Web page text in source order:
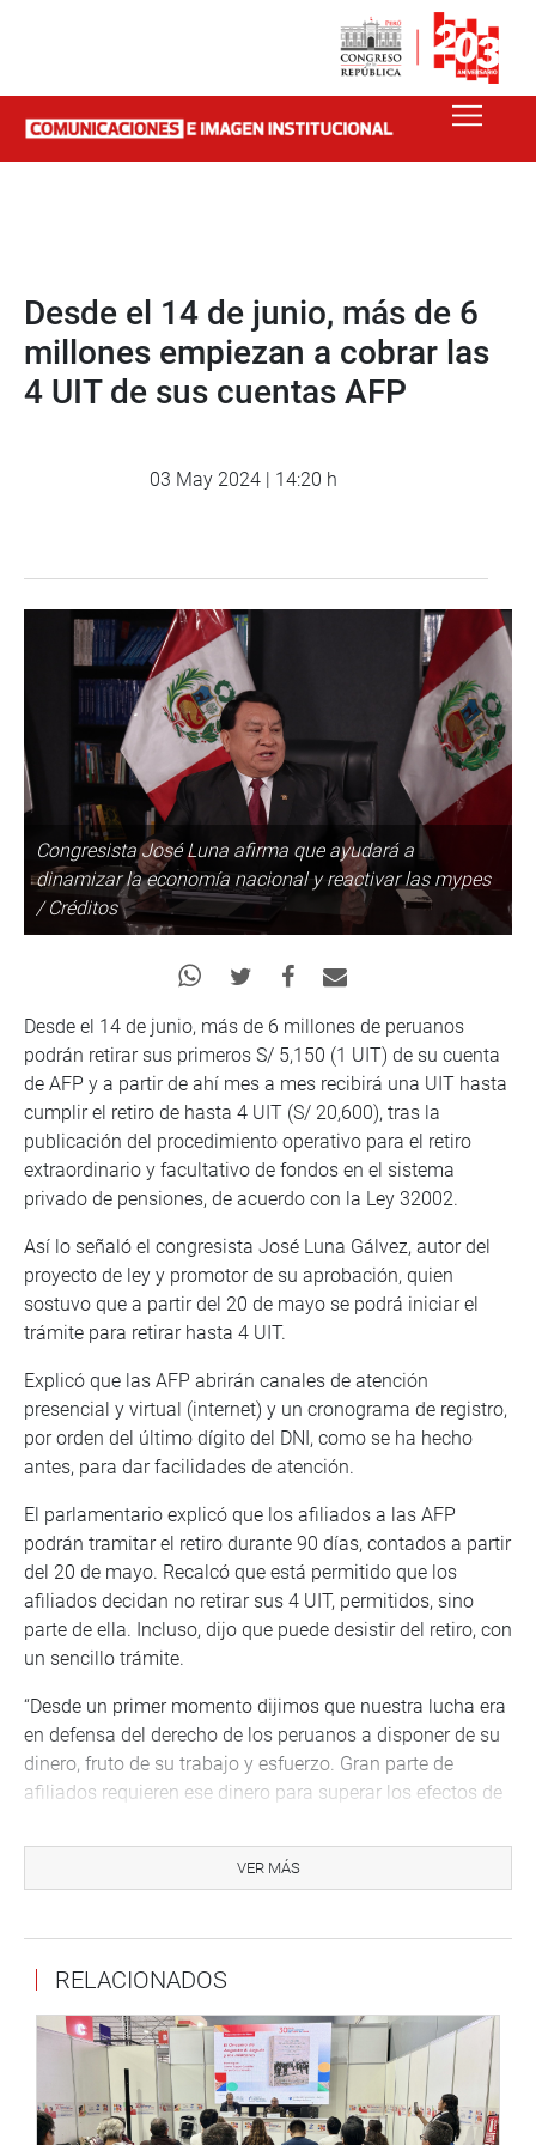
Desde el 14 de junio, más de 6
millones empiezan a cobrar las
4 UIT de sus cuentas AFP
03 May 2024 | 14:20 h
Congresista José Luna afirma que ayudará a
dinamizar la economía nacional y reactivar las mypes
/ Créditos
Desde el 14 de junio, más de 6 millones de peruanos
podrán retirar sus primeros S/ 5,150 (1 UIT) de su cuenta
de AFP y a partir de ahí mes a mes recibirá una UIT hasta
cumplir el retiro de hasta 4 UIT (S/ 20,600), tras la
publicación del procedimiento operativo para el retiro
extraordinario y facultativo de fondos en el sistema
privado de pensiones, de acuerdo con la Ley 32002.
Así lo señaló el congresista José Luna Gálvez, autor del
proyecto de ley y promotor de su aprobación, quien
sostuvo que a partir del 20 de mayo se podrá iniciar el
trámite para retirar hasta 4 UIT.
Explicó que las AFP abrirán canales de atención
presencial y virtual (internet) y un cronograma de registro,
por orden del último dígito del DNI, como se ha hecho
antes, para dar facilidades de atención.
El parlamentario explicó que los afiliados a las AFP
podrán tramitar el retiro durante 90 días, contados a partir
del 20 de mayo. Recalcó que está permitido que los
afiliados decidan no retirar sus 4 UIT, permitidos, sino
parte de ella. Incluso, dijo que puede desistir del retiro, con
un sencillo trámite.
“Desde un primer momento dijimos que nuestra lucha era
en defensa del derecho de los peruanos a disponer de su
dinero, fruto de su trabajo y esfuerzo. Gran parte de
afiliados requieren ese dinero para superar los efectos de
“Podemos Perú nunca legislará de espaldas a la
necesidad popular ni se pondrá al lado de interés de
urgencia de aprobar este instrumento que les permita a
miles de familias superar la grave recesión que
enfrentamos y advirtió que las cifras sobre la inflación
están siendo maquilladas.
“Es necesario que las familias que ya sufren los efectos
VER MÁS
RELACIONADOS